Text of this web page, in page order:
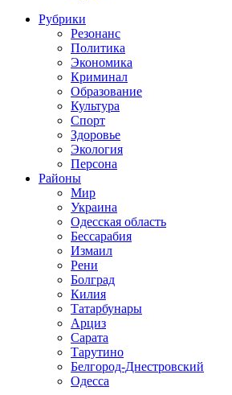
Рубрики
Резонанс
Политика
Экономика
Криминал
Образование
Культура
Спорт
Здоровье
Экология
Персона
Районы
Мир
Украина
Одесская область
Бессарабия
Измаил
Рени
Болград
Килия
Татарбунары
Арциз
Сарата
Тарутино
Белгород-Днестровский
Одесса